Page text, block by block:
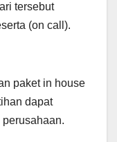
tersebut
(on call).
paket in house
dapat